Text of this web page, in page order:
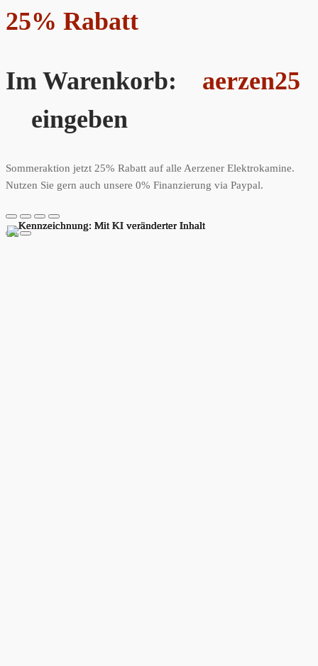
25% Rabatt
Im Warenkorb: aerzen25
eingeben
Sommeraktion jetzt 25% Rabatt auf alle Aerzener Elektrokamine.
Nutzen Sie gern auch unsere 0% Finanzierung via Paypal.